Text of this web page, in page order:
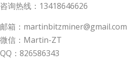
咨询热线：13418646626
邮箱：martinbitzminer@gmail.com
微信：Martin-ZT
QQ：826586343